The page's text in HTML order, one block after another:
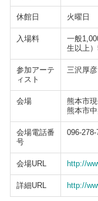
休館日 火曜日
入場料
一般
生以上
参加アーテ
ィスト
三沢厚彦
会場
熊本市
熊本市
会場電話番
号
096-278-
会場URL http://
詳細URL http://